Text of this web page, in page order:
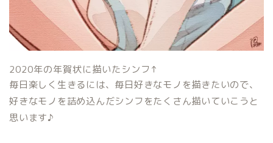
2020年の年賀状に描いたシンフ↑
毎日楽しく生きるには、毎日好きなモノを描きたいので、
好きなモノを詰め込んだシンフをたくさん描いていこうと
思います♪